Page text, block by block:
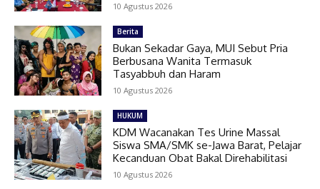
10 Agustus 2026
Berita
Bukan Sekadar Gaya, MUI Sebut Pria
Berbusana Wanita Termasuk
Tasyabbuh dan Haram
10 Agustus 2026
HUKUM
KDM Wacanakan Tes Urine Massal
Siswa SMA/SMK se-Jawa Barat, Pelajar
Kecanduan Obat Bakal Direhabilitasi
10 Agustus 2026